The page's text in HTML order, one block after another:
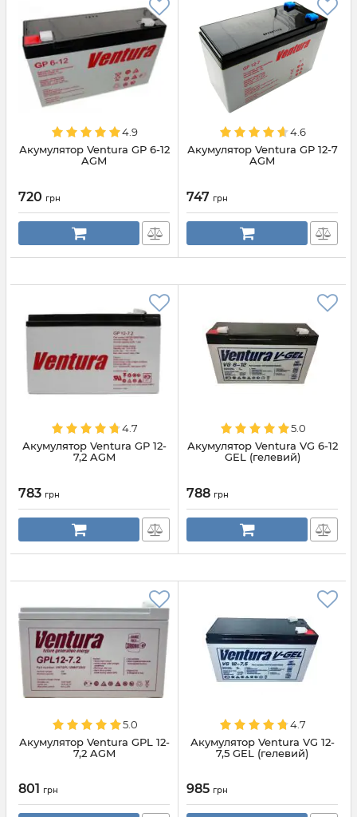
4.9
Акумулятор Ventura GP 6-12
AGM
720 грн
4.6
Акумулятор Ventura GP 12-7
AGM
747 грн
4.7
Акумулятор Ventura GP 12-
7,2 AGM
783 грн
5.0
Акумулятор Ventura VG 6-12
GEL (гелевий)
788 грн
5.0
Акумулятор Ventura GPL 12-
7,2 AGM
801 грн
4.7
Акумулятор Ventura VG 12-
7,5 GEL (гелевий)
985 грн